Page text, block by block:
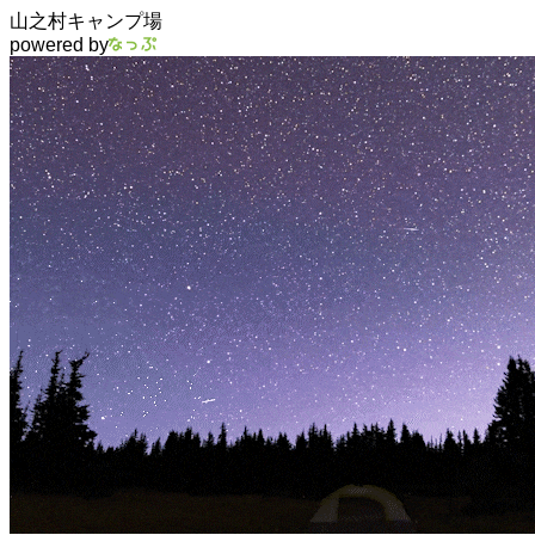
山之村キャンプ場
powered by